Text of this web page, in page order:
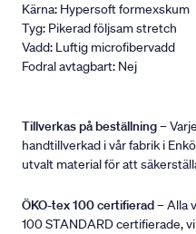
Kärna: Hypersoft formexskum
Tyg: Pikerad följsam stretch
Vadd: Luftig microfibervadd
Fodral avtagbart: Nej
Tillverkas på beställning–
handtillverkad i vår fabrik i
utvalt material för att
ÖKO-tex 100 certifierad– Alla
100 STANDARD certifierade,